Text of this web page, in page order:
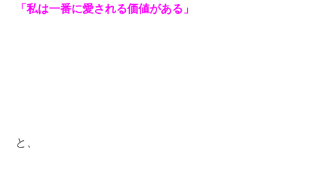
「私は一番に愛される価値がある」
と、